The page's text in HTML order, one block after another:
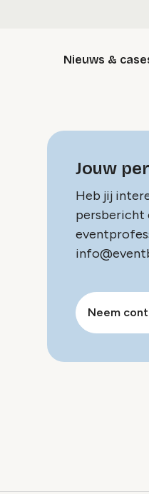
Nieuws &
Jouw
Heb jij
persbericht
Neem